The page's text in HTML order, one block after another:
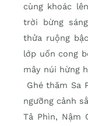
cùng khoác
trời bừng
thửa ruộng
lớp uốn cong
mây núi hừng
Ghé thăm Sa
ngưỡng cảnh
Tả Phìn, Nậm